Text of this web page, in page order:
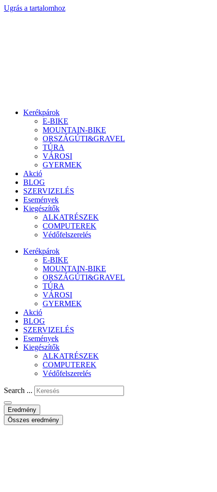
Ugrás a tartalomhoz
Kerékpárok
E-BIKE
MOUNTAIN-BIKE
ORSZÁGÚTI&GRAVEL
TÚRA
VÁROSI
GYERMEK
Akció
BLOG
SZERVIZELÉS
Események
Kiegészítők
ALKATRÉSZEK
COMPUTEREK
Védőfelszerelés
Kerékpárok
E-BIKE
MOUNTAIN-BIKE
ORSZÁGÚTI&GRAVEL
TÚRA
VÁROSI
GYERMEK
Akció
BLOG
SZERVIZELÉS
Események
Kiegészítők
ALKATRÉSZEK
COMPUTEREK
Védőfelszerelés
Search ...
Eredmény
Összes eredmény